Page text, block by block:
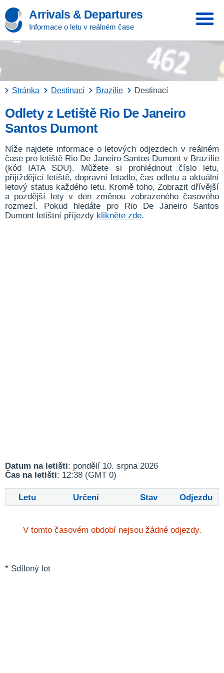
Arrivals & Departures
Informace o letu v reálném čase
Stránka Destinací Brazílie Destinací
Odlety z Letiště Rio De Janeiro
Santos Dumont
Níže najdete informace o letových odjezdech v reálném
čase pro letiště Rio De Janeiro Santos Dumont v Brazílie
(kód IATA SDU). Můžete si prohlédnout číslo letu,
přijíždějící letiště, dopravní letadlo, čas odletu a aktuální
letový status každého letu. Kromě toho, Zobrazit dřívější
a pozdější lety v den změnou zobrazeného časového
rozmezí. Pokud hledáte pro Rio De Janeiro Santos
Dumont letištní příjezdy klikněte zde.
Datum na letišti: pondělí 10. srpna 2026
Čas na letišti: 12:38 (GMT 0)
Letu Určení Stav Odjezdu
V tomto časovém období nejsou žádné odjezdy.
* Sdílený let